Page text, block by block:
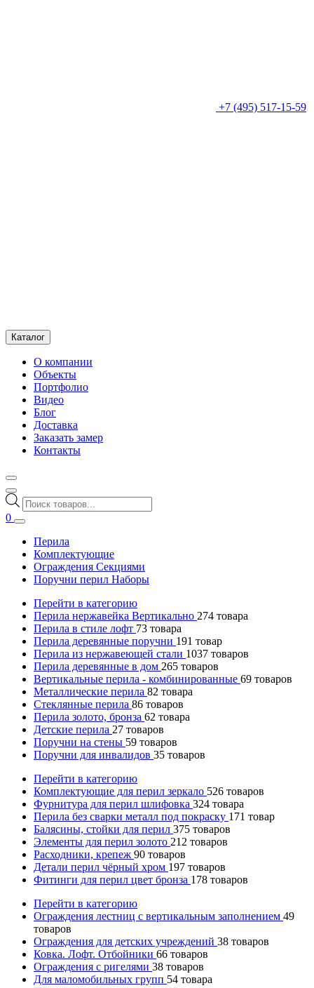
+7 (495) 517-15-59
Каталог
О компании
Объекты
Портфолио
Видео
Блог
Доставка
Заказать замер
Контакты
Поиск
товаров
0
Перила
Комплектующие
Ограждения Секциями
Поручни перил Наборы
Перейти в категорию
Перила нержавейка Вертикально 274 товара
Перила в стиле лофт 73 товара
Перила деревянные поручни 191 товар
Перила из нержавеющей стали 1037 товаров
Перила деревянные в дом 265 товаров
Вертикальные перила - комбинированные 69 товаров
Металлические перила 82 товара
Стеклянные перила 86 товаров
Перила золото, бронза 62 товара
Детские перила 27 товаров
Поручни на стены 59 товаров
Поручни для инвалидов 35 товаров
Перейти в категорию
Комплектующие для перил зеркало 526 товаров
Фурнитура для перил шлифовка 324 товара
Перила без сварки металл под покраску 171 товар
Балясины, стойки для перил 375 товаров
Элементы для перил золото 212 товаров
Расходники, крепеж 90 товаров
Детали перил чёрный хром 197 товаров
Фитинги для перил цвет бронза 178 товаров
Перейти в категорию
Ограждения лестниц с вертикальным заполнением 49
товаров
Ограждения для детских учреждений 38 товаров
Ковка. Лофт. Отбойники 66 товаров
Ограждения с ригелями 38 товаров
Для маломобильных групп 54 товара